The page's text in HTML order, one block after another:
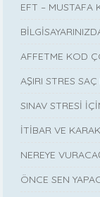
EFT – MUSTAFA
AFFETME KOD
AŞIRI STRES
SINAV STRESİ
İTİBAR VE
NEREYE
ÖNCE SEN